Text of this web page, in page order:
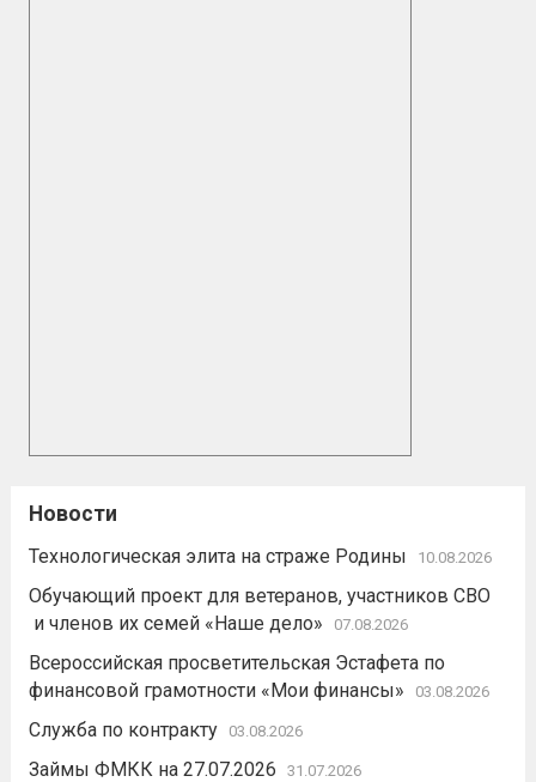
Новости
Технологическая элита на страже Родины 10.08.2026
Обучающий проект для ветеранов, участников СВО
и членов их семей «Наше дело»
07.08.2026
Всероссийская просветительская Эстафета по
финансовой грамотности «Мои финансы»
03.08.2026
Служба по контракту 03.08.2026
Займы ФМКК на 27.07.2026 31.07.2026